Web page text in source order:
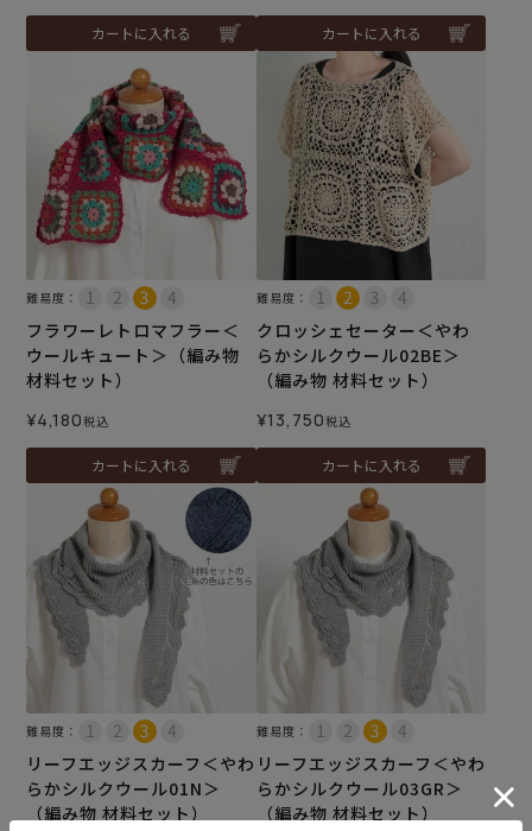
カートに入れる カートに入れる
難易度：
フラワーレトロマフラー＜
ウールキュート＞（編み物
材料セット）
¥4,180税込
カートに入れる
難易度：
クロッシェセーター＜やわ
らかシルクウール02BE＞
（編み物 材料セット）
¥13,750税込
カートに入れる
難易度：
リーフエッジスカーフ＜やわ
らかシルクウール01N＞
（編み物 材料セット）
難易度：
リーフエッジスカーフ＜やわ
らかシルクウール03GR＞
（編み物 材料セット）